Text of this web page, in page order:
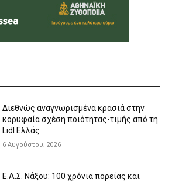
Διεθνώς αναγνωρισμένα κρασιά στην
κορυφαία σχέση ποιότητας-τιμής από τη
Lidl Ελλάς
6 Αυγούστου, 2026
Ε.Α.Σ. Νάξου: 100 χρόνια πορείας και